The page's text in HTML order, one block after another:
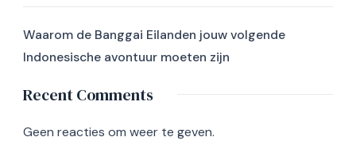
Waarom de Banggai Eilanden jouw volgende
Indonesische avontuur moeten zijn
Recent Comments
Geen reacties om weer te geven.